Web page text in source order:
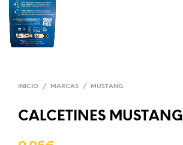
INICIO / MARCAS / MUSTANG
CALCETINES MUSTANG